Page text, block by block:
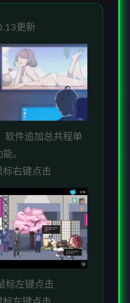
更新
软件追加总共程单
。
标右键点击
标左键点击